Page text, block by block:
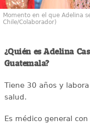
Momento en el que Adelina
Chile/Colaborador)
¿Quién es Adelina
Guatemala?
Tiene 30 años y
salud.
Es médico general